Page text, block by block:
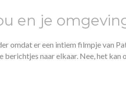
en je
omdat er een intiem filmpje van
naar elkaar. Nee, het kan